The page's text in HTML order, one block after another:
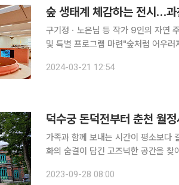
숲 생태계 체감하는 전시…
구기정ㆍ노은님 등 작가 9인의 자연
및 특별 프로그램 마련"숲처럼 어우러져 살
등 작가 9인의 자연 주제 작품 15점이
2024-03-21 12:54
덕수궁 돈덕전부터 춘천 월
가족과 함께 보내는 시간이 평소보다
화의 숨결이 담긴 고즈넉한 공간을 찾
대 부지서 전통 놀이 체험종로 민속박
2023-09-28 08:00